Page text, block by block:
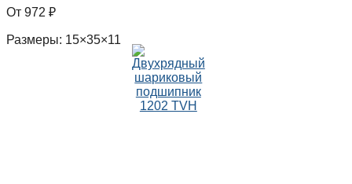
972 ₽
Размеры: 15×35×11